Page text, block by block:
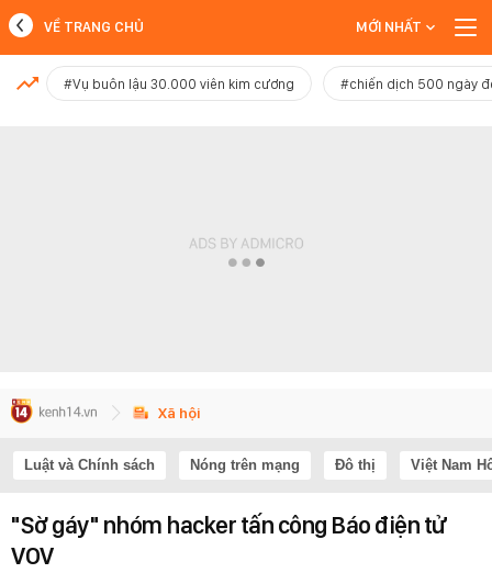
MỚI NHẤT
VỀ TRANG CHỦ MỚI NHẤT
#Vụ buôn lậu 30.000 viên kim cương #chiến dịch 500 ngày
Xã hội
Luật và Chính sách Nóng trên mạng Đô thị Việt Nam
"Sờ gáy" nhóm hacker tấn công Báo điện tử
VOV